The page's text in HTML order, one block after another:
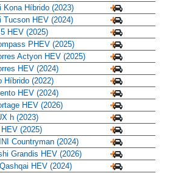
Kona Híbrido (2023)
Tucson HEV (2024)
HEV (2025)
PHEV (2025)
Actyon HEV (2025)
HEV (2024)
Híbrido (2022)
HEV (2024)
HEV (2026)
h (2023)
(2025)
Countryman (2024)
Grandis HEV (2026)
HEV (2024)